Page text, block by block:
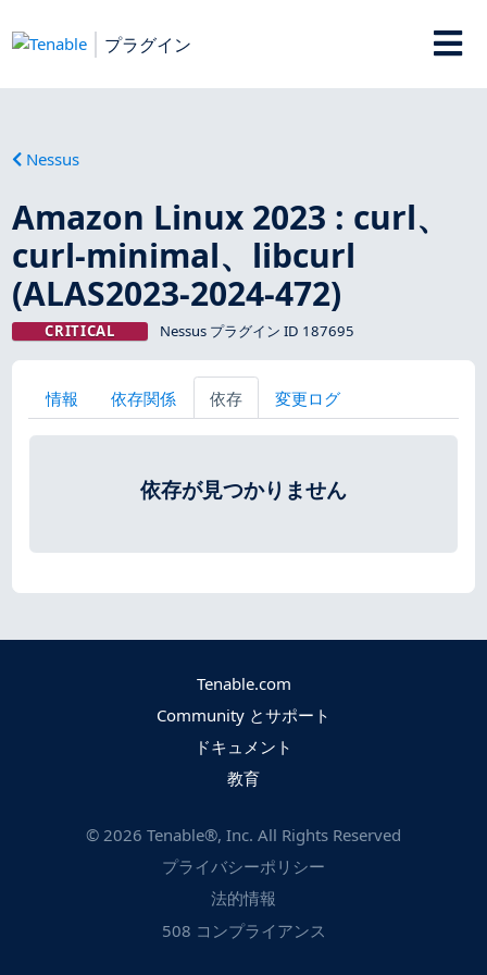
プラグイン
Nessus
Amazon Linux 2023 : curl、
curl-minimal、libcurl
(ALAS2023-2024-472)
CRITICAL Nessus プラグイン ID 187695
情報 依存関係 依存 変更ログ
依存が見つかりません
Tenable.com
Community とサポート
ドキュメント
教育
© 2026 Tenable®, Inc. All Rights Reserved
プライバシーポリシー
法的情報
508 コンプライアンス